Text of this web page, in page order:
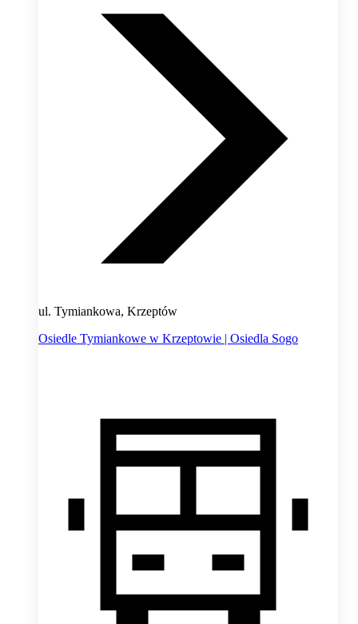
ul. Tymiankowa, Krzeptów
Osiedle Tymiankowe w Krzeptowie | Osiedla Sogo